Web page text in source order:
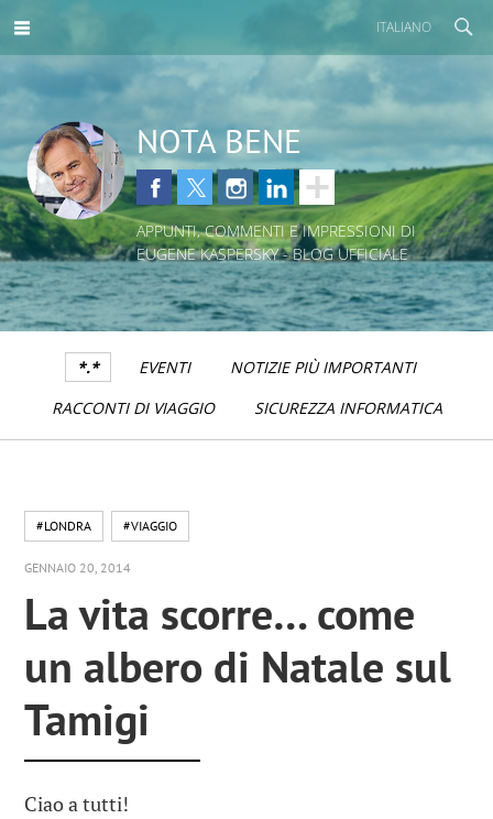
ITALIANO
NOTA BENE
APPUNTI, COMMENTI E IMPRESSIONI DI
EUGENE KASPERSKY - BLOG UFFICIALE
*.* EVENTI
NOTIZIE PIÙ IMPORTANTI
RACCONTI DI VIAGGIO
SICUREZZA INFORMATICA
#LONDRA #VIAGGIO
GENNAIO 20, 2014
La vita scorre… come
un albero di Natale sul
Tamigi
Ciao a tutti!